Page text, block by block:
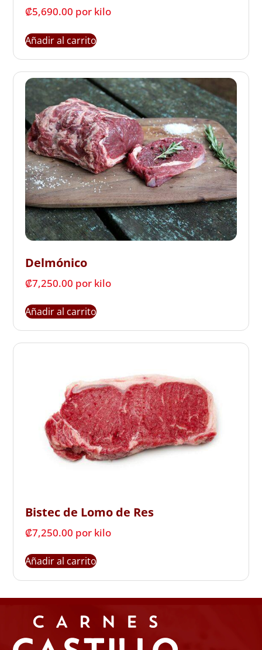
₡5,690.00 por kilo
Añadir al carrito
Delmónico
₡7,250.00 por kilo
Añadir al carrito
Bistec de Lomo de Res
₡7,250.00 por kilo
Añadir al carrito